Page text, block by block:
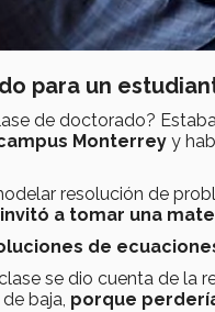
para un
de doctorado?
Monterrey y
resolución de
a tomar una
de
se dio cuenta de la
baja, porque